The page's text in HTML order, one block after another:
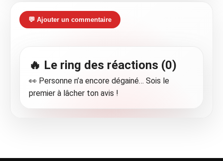
💬 Ajouter un commentaire
🔥 Le ring des réactions (0)
👀 Personne n’a encore dégainé… Sois le
premier à lâcher ton avis !